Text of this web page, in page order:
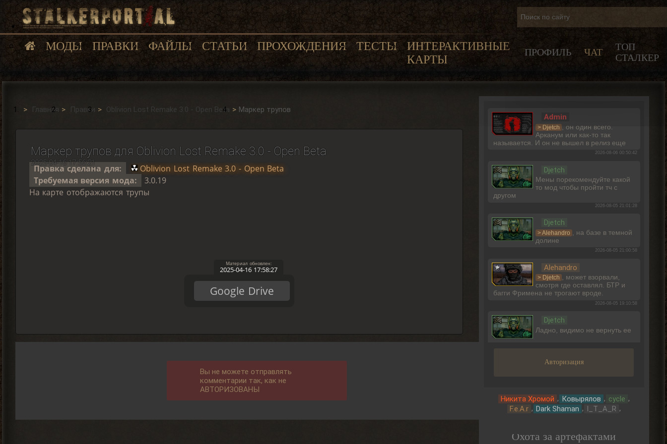
МОДЫ ПРАВКИ ФАЙЛЫ СТАТЬИ ПРОХОЖДЕНИЯ ТЕСТЫ
ИНТЕРАКТИВНЫЕ
КАРТЫ
ПРОФИЛЬ ЧАТ
ТОП
СТАЛКЕР
Главная Правки Oblivion Lost Remake 3.0 - Open Beta Маркер трупов
Маркер трупов для Oblivion Lost Remake 3.0 - Open Beta
2025-04-16 17:56:21
Правка сделана для:
Oblivion Lost Remake 3.0 - Open Beta
Требуемая версия мода:
3.0.19
На карте отображаются трупы
Google Drive
2025-04-16 17:58:27
Вы не можете отправлять
комментарии так, как не
АВТОРИЗОВАНЫ
Admin
> Djetch , он один всего.
Арканум или как-то так
называется. И он не вышел в релиз еще
2026-08-06 00:50:42
Djetch
Мены порекомендуйте какой
то мод чтобы пройти тч с
другом
2026-08-05 21:01:28
Djetch
> Alehandro , на базе в темной
долине
2026-08-05 21:00:58
Alehandro
> Djetch , может взорвали,
смотря где оставлял. БТР и
багги Фримена не трогают вроде.
2026-08-05 19:10:58
Djetch
Ладно, видимо не вернуть ее
Djetch
Djetch
2026-08-05 14:07:27
Авторизация
Никита Хромой , Ковырялов , cycle ,
F.e.A.r , Dark Shaman , I_T_A_R ,
Охота за артефактами